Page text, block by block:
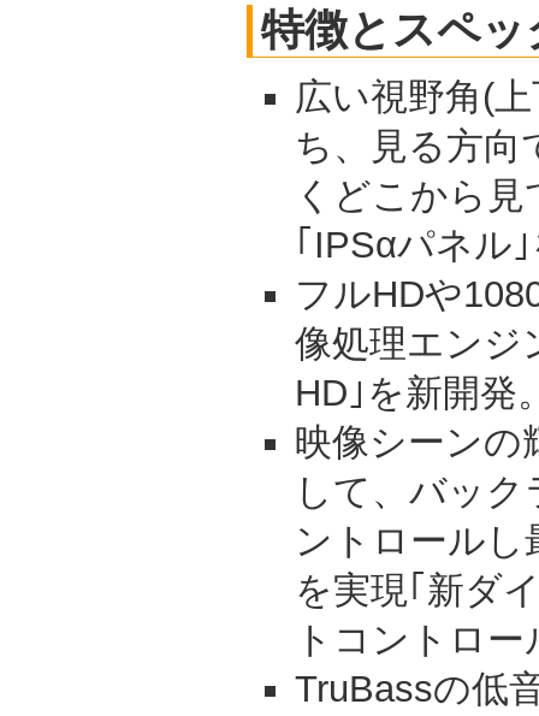
特徴とスペッ
広い視野角(
ち、見る方向
くどこから
｢IPSαパネル
フルHDや
像処理エンジ
HD｣を新開発
映像シーンの
して、バッ
ントロール
を実現｢新ダ
トコントロー
TruBassの低